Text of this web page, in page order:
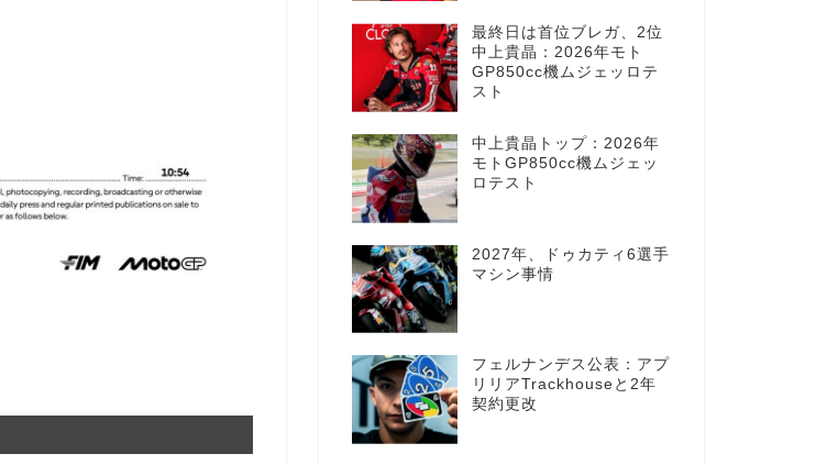
最終日は首位ブレガ、2位
中上貴晶：2026年モト
GP850cc機ムジェッロテ
スト
中上貴晶トップ：2026年
モトGP850cc機ムジェッ
ロテスト
2027年、ドゥカティ6選手
マシン事情
フェルナンデス公表：アプ
リリアTrackhouseと2年
契約更改